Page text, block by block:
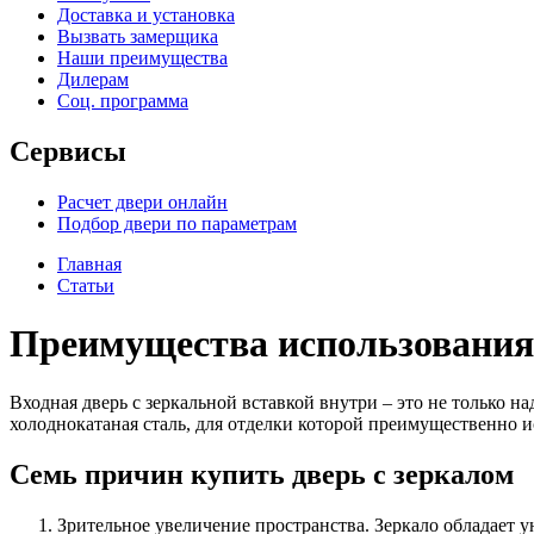
Доставка и установка
Вызвать замерщика
Наши преимущества
Дилерам
Соц. программа
Сервисы
Расчет двери онлайн
Подбор двери по параметрам
Главная
Статьи
Преимущества
Входная дверь с зеркальной вставкой внутри – это не только
холоднокатаная сталь, для отделки которой
Семь причин купить дверь с зеркалом
Зрительное увеличение пространства. Зеркало